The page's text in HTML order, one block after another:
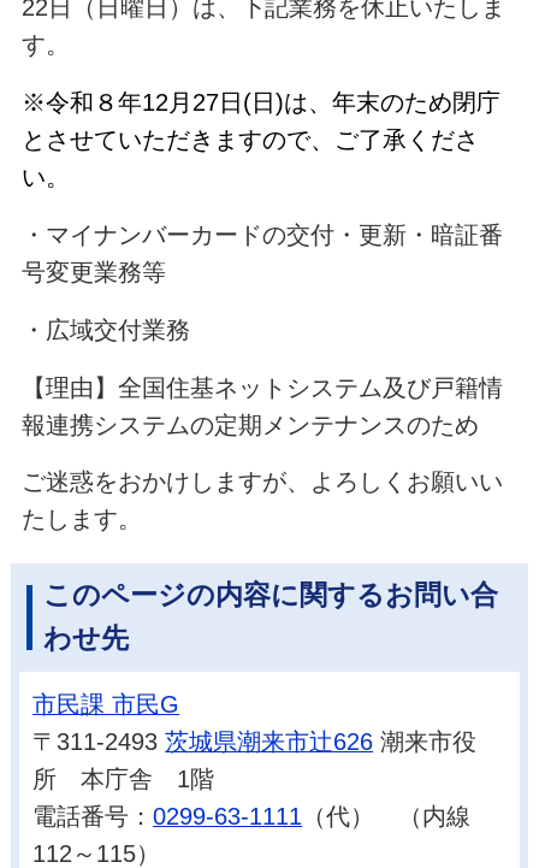
22日（日曜日）は、下記業務を休止いたしま
す。
※令和８年12月27日(日)は、年末のため閉庁
とさせていただきますので、ご了承くださ
い。
・マイナンバーカードの交付・更新・暗証番
号変更業務等
・広域交付業務
【理由】全国住基ネットシステム及び戸籍情
報連携システムの定期メンテナンスのため
ご迷惑をおかけしますが、よろしくお願いい
たします。
このページの内容に関するお問い合
わせ先
市民課 市民G
〒311-2493茨城県潮来市辻626 潮来市役
所 本庁舎 1階
電話番号：0299-63-1111 （代） （内線
112～115）